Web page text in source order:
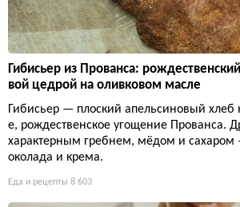
Гибисьер из Прованса:
вой цедрой на оливковом масле
Гибисьер — плоский апельсиновый хлеб
е, рождественское угощение Прованса.
характерным гребнем, мёдом и
околада и крема.
Еда и рецепты 8 603